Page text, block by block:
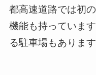
都高速道路では初
機能も持っていま
る駐車場もあります